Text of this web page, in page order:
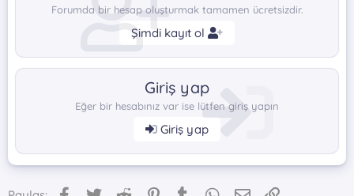
Forumda bir hesap oluşturmak tamamen ücretsizdir.
Şimdi kayıt ol
Giriş yap
Eğer bir hesabınız var ise lütfen giriş yapın
Giriş yap
Facebook
Twitter Reddit PinterestTumblr WhatsApp
E-posta